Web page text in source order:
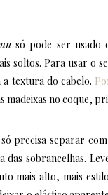
só pode ser usado
soltos. Para usar o
textura do cabelo.
no coque,
precisa separar
sobrancelhas.
mais alto, mais